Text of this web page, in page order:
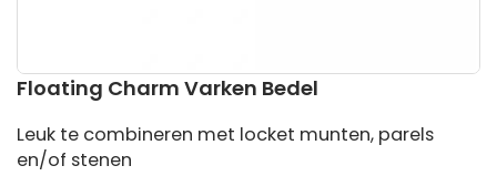
Ga
het
begin
van
Floating Charm Varken Bedel
Leuk te combineren met locket munten, parels
en/of stenen